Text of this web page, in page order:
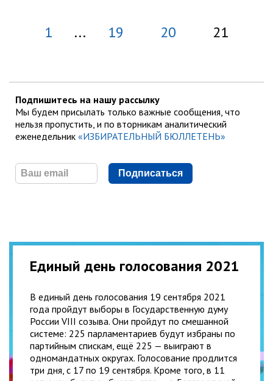
1 ... 19 20 21
Подпишитесь на нашу рассылку
Мы будем присылать только важные сообщения, что
нельзя пропустить, и по вторникам аналитический
еженедельник «ИЗБИРАТЕЛЬНЫЙ БЮЛЛЕТЕНЬ»
Подписаться
Единый день голосования 2021
В единый день голосования 19 сентября 2021
года пройдут выборы в Государственную думу
России VIII созыва. Они пройдут по смешанной
системе: 225 парламентариев будут избраны по
партийным спискам, ещё 225 — выиграют в
одномандатных округах. Голосование продлится
три дня, с 17 по 19 сентября. Кроме того, в 11